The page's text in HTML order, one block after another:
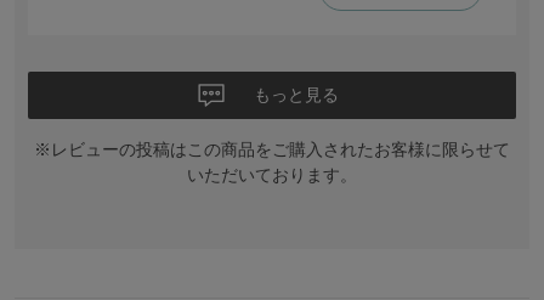
もっと見る
※レビューの投稿はこの商品をご購入されたお客様に限らせて
いただいております。